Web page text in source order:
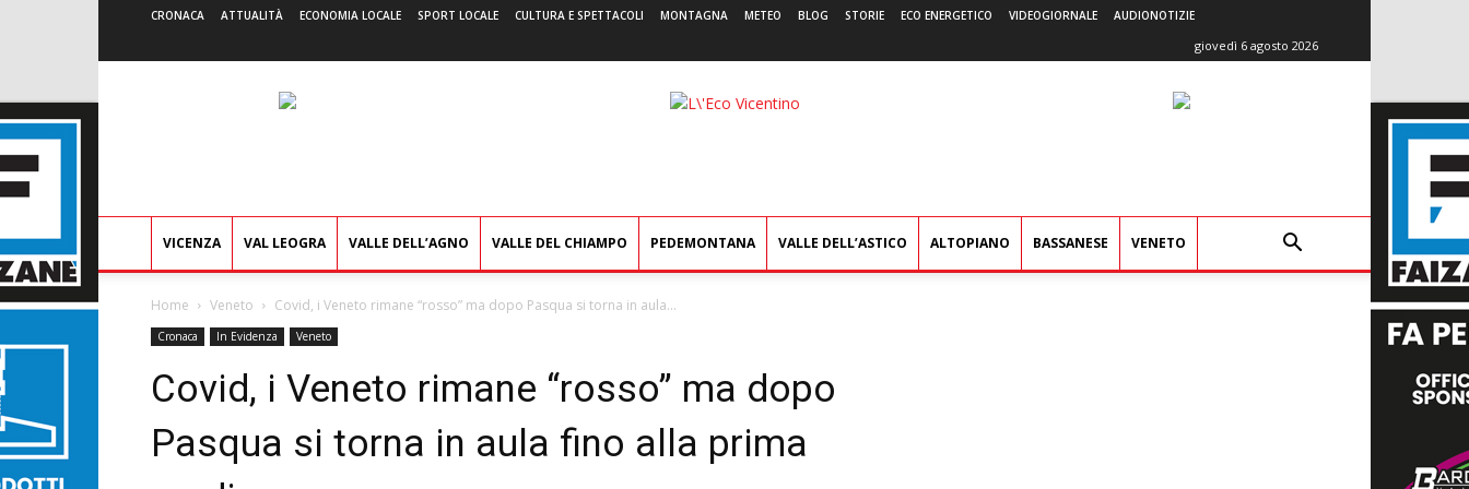
CRONACA ATTUALITÀ ECONOMIA LOCALE SPORT LOCALE CULTURA E SPETTACOLI MONTAGNA METEO BLOG STORIE ECO ENERGETICO VIDEOGIORNALE AUDIONOTIZIE
giovedì 6 agosto 2026
L'Eco
VICENZA VAL LEOGRA VALLE DELL’AGNO VALLE DEL CHIAMPO PEDEMONTANA VALLE DELL’ASTICO ALTOPIANO BASSANESE VENETO
Home Veneto Covid, i Veneto rimane “rosso” ma dopo Pasqua si torna in aula...
Cronaca In Evidenza Veneto
Covid, i Veneto rimane “rosso” ma dopo
Pasqua si torna in aula fino alla prima